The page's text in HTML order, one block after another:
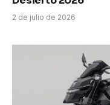
2 de julio de 2026